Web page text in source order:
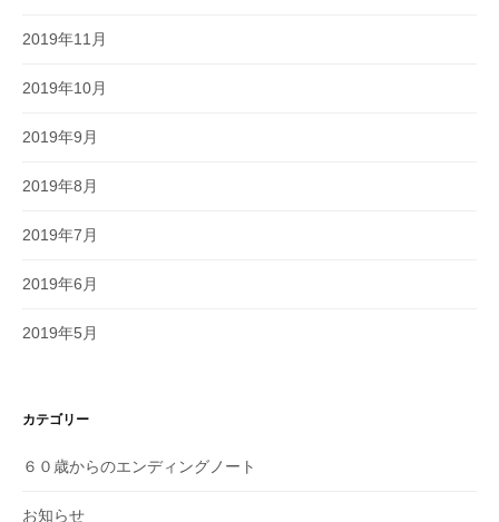
2019年11月
2019年10月
2019年9月
2019年8月
2019年7月
2019年6月
2019年5月
カテゴリー
６０歳からのエンディングノート
お知らせ